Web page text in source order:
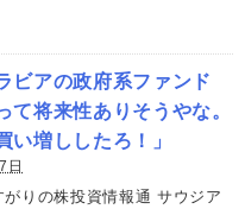
ビアの政府系ファンド
て将来性ありそうやな。
い増ししたろ！」
日
りの株投資情報通 サウジア